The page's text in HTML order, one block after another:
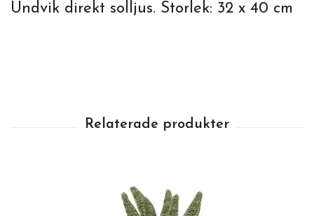
Undvik direkt solljus. Storlek: 32 x 40 cm